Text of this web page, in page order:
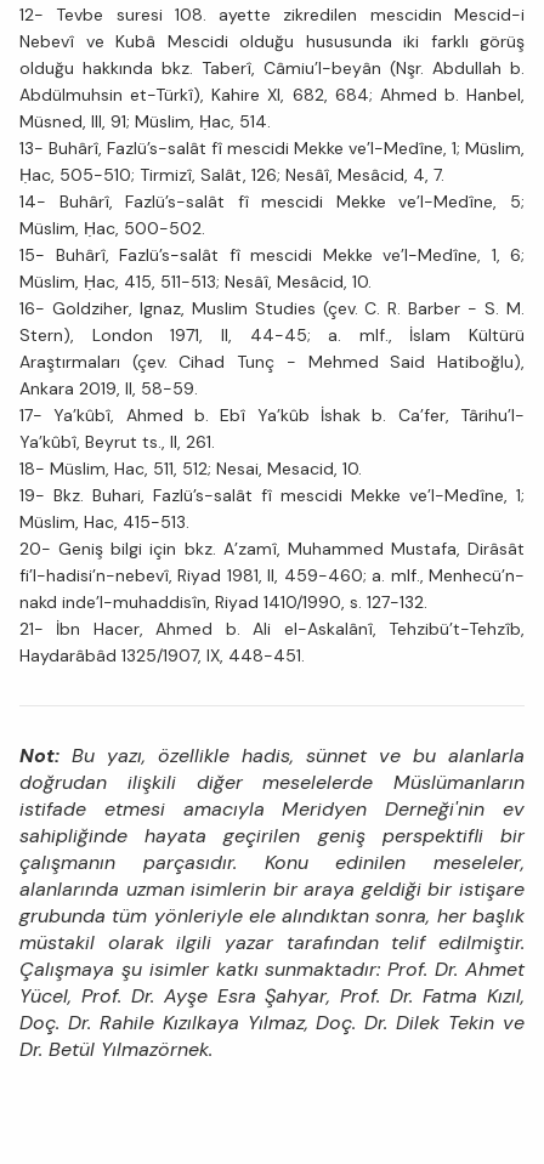
12- Tevbe suresi 108. ayette zikredilen mescidin Mescid-i
Nebevî ve Kubâ Mescidi olduğu hususunda iki farklı görüş
olduğu hakkında bkz. Taberî, Câmiu’l-beyân (Nşr. Abdullah b.
Abdülmuhsin et-Türkî), Kahire XI, 682, 684; Ahmed b. Hanbel,
Müsned, III, 91; Müslim, Ḥac, 514.
13- Buhârî, Fazlü’s-salât fî mescidi Mekke ve’l-Medîne, 1; Müslim,
Ḥac, 505-510; Tirmizî, Salât, 126; Nesâî, Mesâcid, 4, 7.
14- Buhârî, Fazlü’s-salât fî mescidi Mekke ve’l-Medîne, 5;
Müslim, Ḥac, 500-502.
15- Buhârî, Fazlü’s-salât fî mescidi Mekke ve’l-Medîne, 1, 6;
Müslim, Ḥac, 415, 511-513; Nesâî, Mesâcid, 10.
16- Goldziher, Ignaz, Muslim Studies (çev. C. R. Barber - S. M.
Stern), London 1971, II, 44-45; a. mlf., İslam Kültürü
Araştırmaları (çev. Cihad Tunç - Mehmed Said Hatiboğlu),
Ankara 2019, II, 58-59.
17- Ya’kûbî, Ahmed b. Ebî Ya’kûb İshak b. Ca’fer, Târihu’l-
Ya’kûbî, Beyrut ts., II, 261.
18- Müslim, Hac, 511, 512; Nesai, Mesacid, 10.
19- Bkz. Buhari, Fazlü’s-salât fî mescidi Mekke ve’l-Medîne, 1;
Müslim, Hac, 415-513.
20- Geniş bilgi için bkz. A’zamî, Muhammed Mustafa, Dirâsât
fi’l-hadisi’n-nebevî, Riyad 1981, II, 459-460; a. mlf., Menhecü’n-
nakd inde’l-muhaddisîn, Riyad 1410/1990, s. 127-132.
21- İbn Hacer, Ahmed b. Ali el-Askalânî, Tehzibü’t-Tehzîb,
Haydarâbâd 1325/1907, IX, 448-451.
Not: Bu yazı, özellikle hadis, sünnet ve bu alanlarla
doğrudan ilişkili diğer meselelerde Müslümanların
istifade etmesi amacıyla Meridyen Derneği'nin ev
sahipliğinde hayata geçirilen geniş perspektifli bir
çalışmanın parçasıdır. Konu edinilen meseleler,
alanlarında uzman isimlerin bir araya geldiği bir istişare
grubunda tüm yönleriyle ele alındıktan sonra, her başlık
müstakil olarak ilgili yazar tarafından telif edilmiştir.
Çalışmaya şu isimler katkı sunmaktadır: Prof. Dr. Ahmet
Yücel, Prof. Dr. Ayşe Esra Şahyar, Prof. Dr. Fatma Kızıl,
Doç. Dr. Rahile Kızılkaya Yılmaz, Doç. Dr. Dilek Tekin ve
Dr. Betül Yılmazörnek.